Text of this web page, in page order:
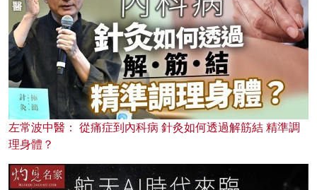
左常波中醫： 從痛症到內科病 針灸如何透過解筋結 精準調
理身體？